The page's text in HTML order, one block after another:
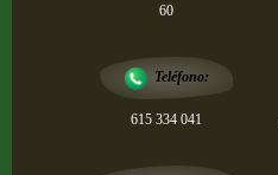
60
Teléfono:
615 334 041